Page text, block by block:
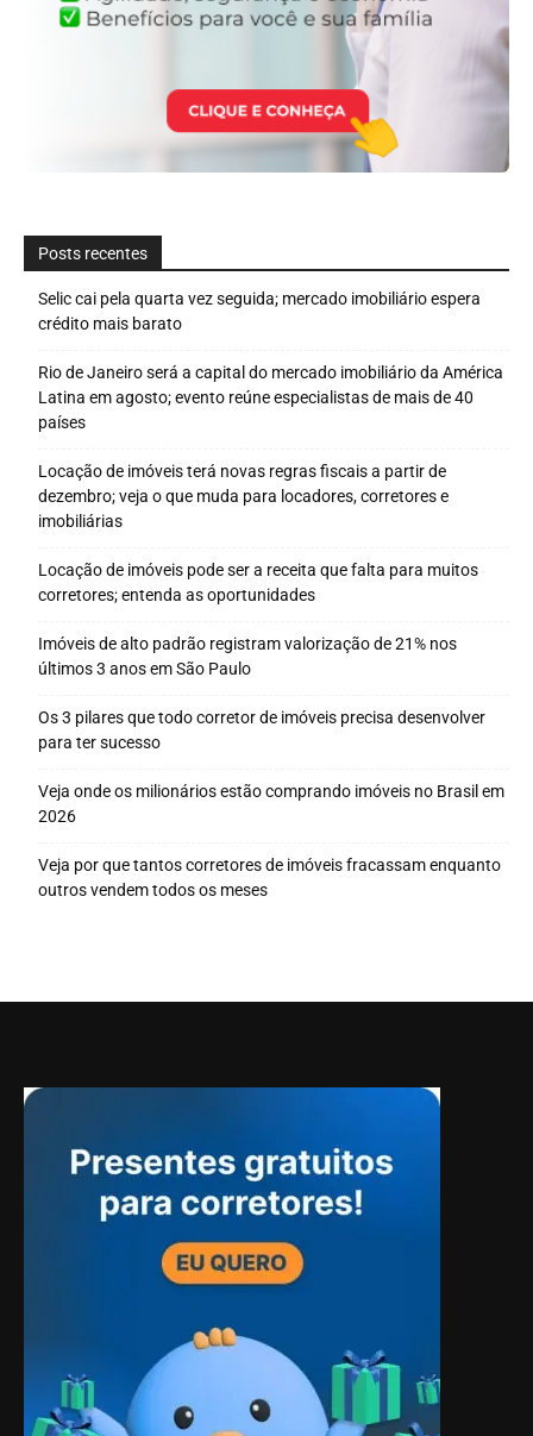
Posts recentes
Selic cai pela quarta vez seguida; mercado imobiliário espera
crédito mais barato
Rio de Janeiro será a capital do mercado imobiliário da América
Latina em agosto; evento reúne especialistas de mais de 40
países
Locação de imóveis terá novas regras fiscais a partir de
dezembro; veja o que muda para locadores, corretores e
imobiliárias
Locação de imóveis pode ser a receita que falta para muitos
corretores; entenda as oportunidades
Imóveis de alto padrão registram valorização de 21% nos
últimos 3 anos em São Paulo
Os 3 pilares que todo corretor de imóveis precisa desenvolver
para ter sucesso
Veja onde os milionários estão comprando imóveis no Brasil em
2026
Veja por que tantos corretores de imóveis fracassam enquanto
outros vendem todos os meses